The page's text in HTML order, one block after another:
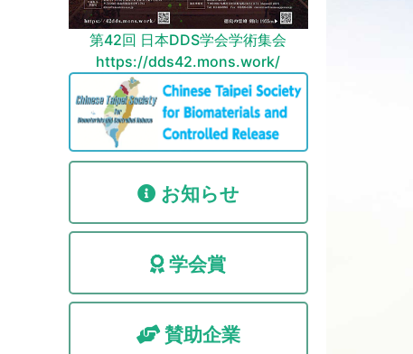
第42回 日本DDS学会学術集会
https://dds42.mons.work/
お知らせ
学会賞
賛助企業